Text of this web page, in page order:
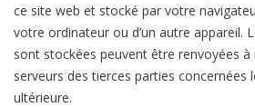
ce site web et stocké par votre
votre ordinateur ou d’un autre appareil.
sont stockées peuvent être renvoyées
serveurs des tierces parties concernées
ultérieure.